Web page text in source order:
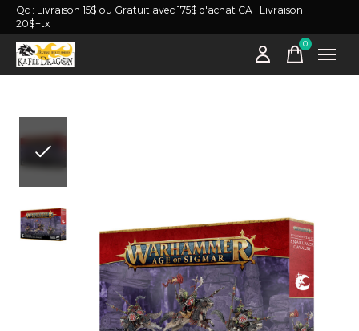
Qc : Livraison 15$ ou Gratuit avec 175$ d'achat CA : Livraison
20$+tx
0items